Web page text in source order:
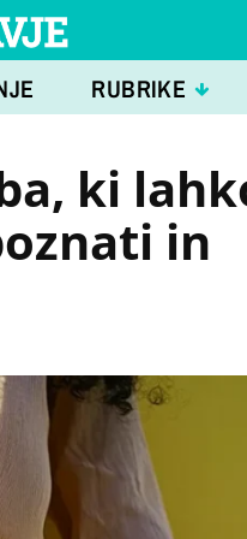
RUBRIKE
ki
in